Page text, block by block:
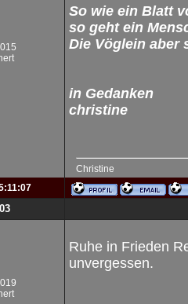
So wie ein Blatt
so geht ein
Die Vöglein aber
in Gedanken
christine
Christine
Ruhe in Frieden
unvergessen.